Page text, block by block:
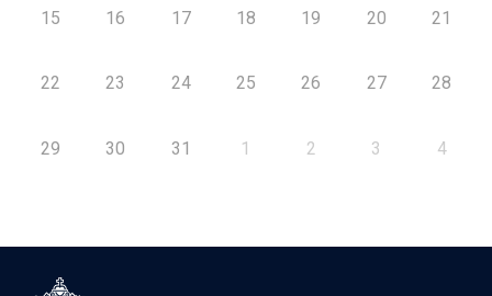
15 16 17 18 19 20 21
22 23 24 25 26 27 28
29 30 31 1 2 3 4